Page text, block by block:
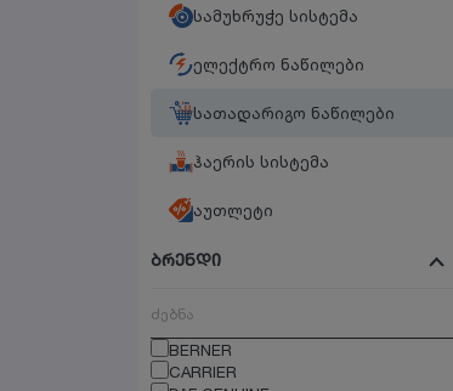
სამუხრუჭე სისტემა
ელექტრო ნაწილები
სათადარიგო ნაწილები
ჰაერის სისტემა
აუთლეტი
ბრენდი
BERNER
CARRIER